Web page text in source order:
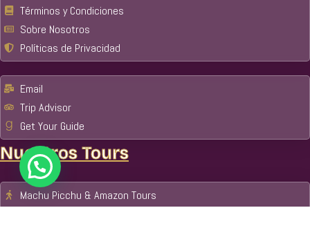
Términos y Condiciones
Sobre Nosotros
Políticas de Privacidad
Email
Trip Advisor
Get Your Guide
Nuestros Tours
Machu Picchu & Amazon Tours